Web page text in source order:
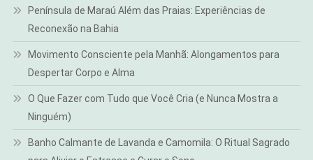
Península de Maraú Além das Praias: Experiências de
Reconexão na Bahia
Movimento Consciente pela Manhã: Alongamentos para
Despertar Corpo e Alma
O Que Fazer com Tudo que Você Cria (e Nunca Mostra a
Ninguém)
Banho Calmante de Lavanda e Camomila: O Ritual Sagrado